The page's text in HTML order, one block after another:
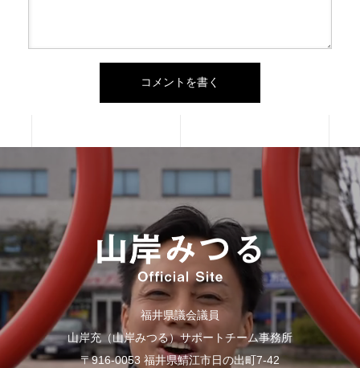
福井県議会議員
山岸充（山岸みつる）サポートチーム事務所
〒916-0053 福井県鯖江市日の出町7-42